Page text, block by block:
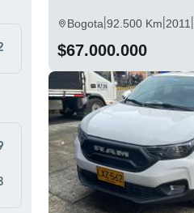
Bogota|92.500 Km|2011|
$67.000.000